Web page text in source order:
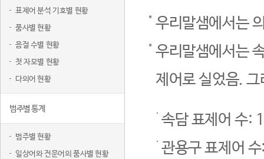
표제어 분석 기호별 현황
품사별 현황
음절 수별 현황
첫 자모별 현황
다의어 현황
범주별 통계
범주별 현황
일상어와 전문어의 품사별 현황
우리말샘에서는
우리말샘에서는
제어로 실었음.
속담 표제어 수:
관용구 표제어